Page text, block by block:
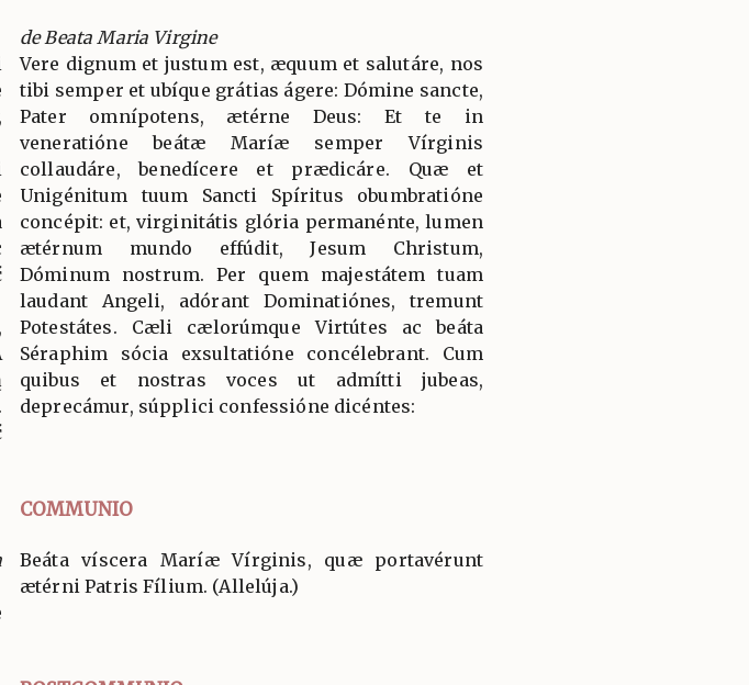
de Beata Maria Virgine
Vere dignum et justum est, æquum et salutáre, nos
tibi semper et ubíque grátias ágere: Dómine sancte,
Pater omnípotens, ætérne Deus: Et te in
veneratióne beátæ Maríæ semper Vírginis
collaudáre, benedícere et prædicáre. Quæ et
Unigénitum tuum Sancti Spíritus obumbratióne
concépit: et, virginitátis glória permanénte, lumen
ætérnum mundo effúdit, Jesum Christum,
Dóminum nostrum. Per quem majestátem tuam
laudant Angeli, adórant Dominatiónes, tremunt
Potestátes. Cæli cælorúmque Virtútes ac beáta
Séraphim sócia exsultatióne concélebrant. Cum
quibus et nostras voces ut admítti jubeas,
deprecámur, súpplici confessióne dicéntes:
COMMUNIO
Beáta víscera Maríæ Vírginis, quæ portavérunt
ætérni Patris Fílium. (Allelúja.)